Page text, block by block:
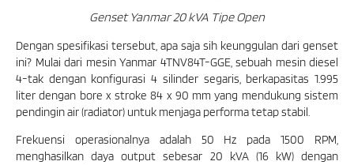
Genset Yanmar 20 kVA Tipe Open
Dengan spesifikasi tersebut, apa saja sih keunggulan dari genset
ini? Mulai dari mesin Yanmar 4TNV84T-GGE, sebuah mesin diesel
4-tak dengan konfigurasi 4 silinder segaris, berkapasitas 1.995
liter dengan bore x stroke 84 x 90 mm yang mendukung sistem
pendingin air (radiator) untuk menjaga performa tetap stabil.
Frekuensi operasionalnya adalah 50 Hz pada 1500 RPM,
menghasilkan daya output sebesar 20 kVA (16 kW) dengan